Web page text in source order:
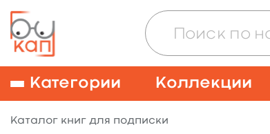
Категории Коллекции
Каталог книг для подписки